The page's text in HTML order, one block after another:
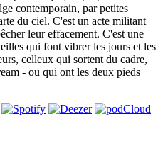
contemporain, par petites
du ciel. C'est un acte militant
leur effacement. C'est une
qui font vibrer les jours et les
celleux qui sortent du cadre,
- ou qui ont les deux pieds